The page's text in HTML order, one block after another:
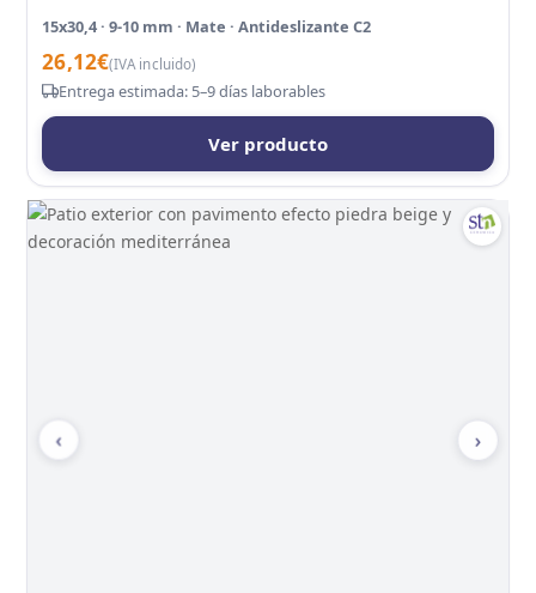
15x30,4 · 9-10 mm · Mate · Antideslizante C2
26,12€(IVA incluido)
Entrega estimada: 5–9 días laborables
Ver producto
‹ ›